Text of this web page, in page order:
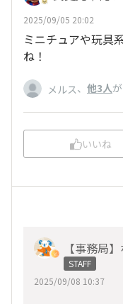
2025/09/05 20:02
ミニチュアや玩具
ね！
メルス、 他3人
いいね
【事務局
STAFF
2025/09/08 10:37